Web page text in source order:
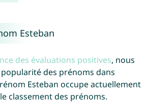
Esteban
des évaluations positives, nous
des prénoms dans
Esteban occupe actuellement
classement des prénoms.